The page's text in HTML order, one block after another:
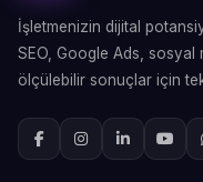
İşletmenizin dijital
SEO, Google Ads,
ölçülebilir sonuçlar için